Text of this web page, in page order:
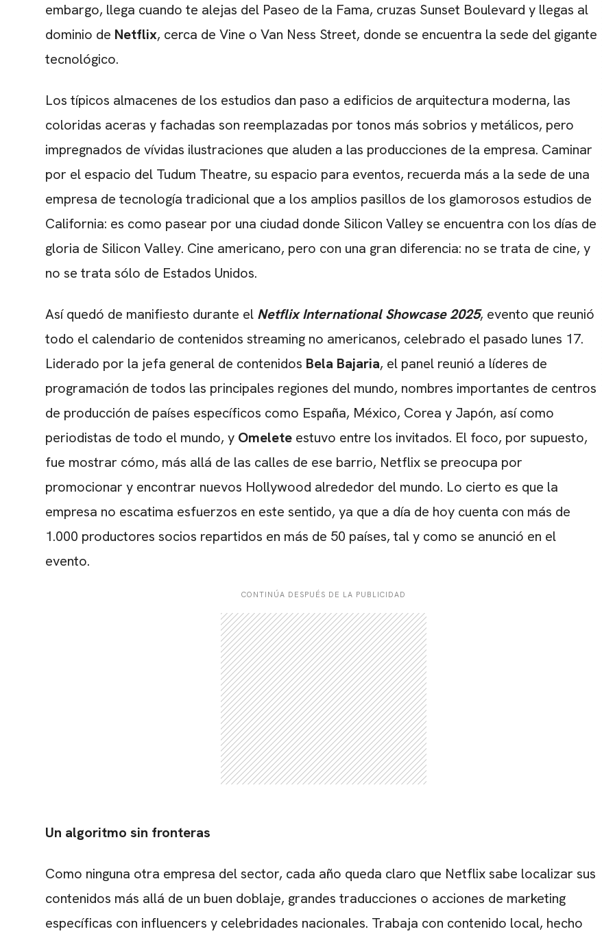
embargo, llega cuando te alejas del Paseo de la Fama, cruzas Sunset Boulevard y llegas al
dominio de Netflix, cerca de Vine o Van Ness Street, donde se encuentra la sede del gigante
tecnológico.
Los típicos almacenes de los estudios dan paso a edificios de arquitectura moderna, las
coloridas aceras y fachadas son reemplazadas por tonos más sobrios y metálicos, pero
impregnados de vívidas ilustraciones que aluden a las producciones de la empresa. Caminar
por el espacio del Tudum Theatre, su espacio para eventos, recuerda más a la sede de una
empresa de tecnología tradicional que a los amplios pasillos de los glamorosos estudios de
California: es como pasear por una ciudad donde Silicon Valley se encuentra con los días de
gloria de Silicon Valley. Cine americano, pero con una gran diferencia: no se trata de cine, y
no se trata sólo de Estados Unidos.
Así quedó de manifiesto durante el Netflix International Showcase 2025, evento que reunió
todo el calendario de contenidos streaming no americanos, celebrado el pasado lunes 17.
Liderado por la jefa general de contenidos Bela Bajaria, el panel reunió a líderes de
programación de todos las principales regiones del mundo, nombres importantes de centros
de producción de países específicos como España, México, Corea y Japón, así como
periodistas de todo el mundo, y Omelete estuvo entre los invitados. El foco, por supuesto,
fue mostrar cómo, más allá de las calles de ese barrio, Netflix se preocupa por
promocionar y encontrar nuevos Hollywood alrededor del mundo. Lo cierto es que la
empresa no escatima esfuerzos en este sentido, ya que a día de hoy cuenta con más de
1.000 productores socios repartidos en más de 50 países, tal y como se anunció en el
evento.
CONTINÚA DESPUÉS DE LA PUBLICIDAD
Un algoritmo sin fronteras
Como ninguna otra empresa del sector, cada año queda claro que Netflix sabe localizar sus
contenidos más allá de un buen doblaje, grandes traducciones o acciones de marketing
específicas con influencers y celebridades nacionales. Trabaja con contenido local, hecho